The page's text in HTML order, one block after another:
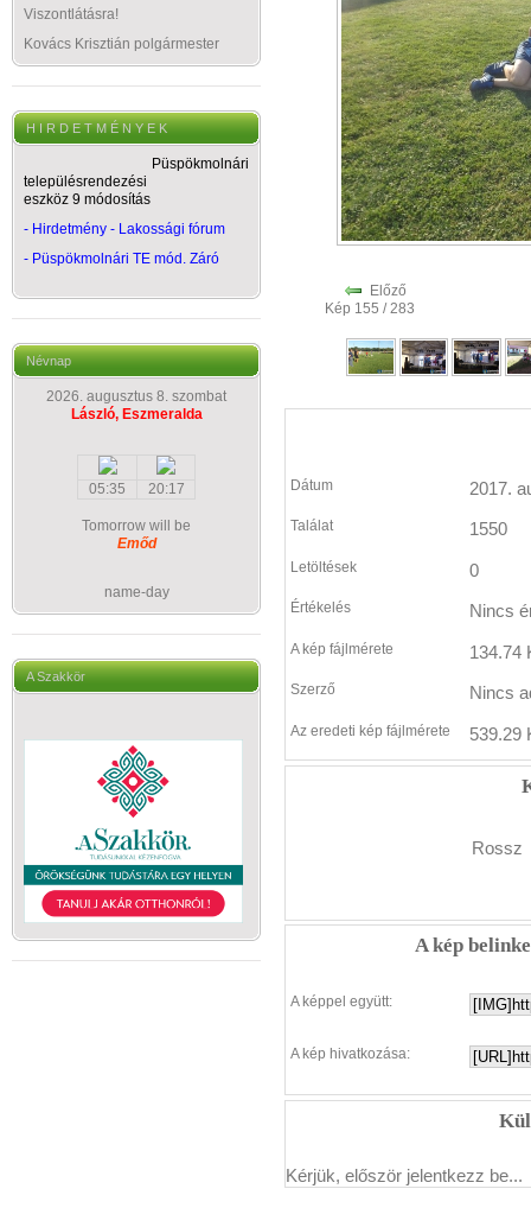
Viszontlátásra!
Kovács Krisztián polgármester
H I R D E T M É N Y E K
Püspökmolnári
településrendezési
eszköz 9 módosítás
- Hirdetmény - Lakossági fórum
- Püspökmolnári TE mód. Záró
Névnap
2026. augusztus 8. szombat
László, Eszmeralda
05:35 20:17
Tomorrow will be
Emőd
name-day
A Szakkör
Előző
Kép 155 / 283
Dátum 2017.
Találat 1550
Letöltések 0
Értékelés Nincs
A kép fájlmérete 134.74
Szerző Nincs
Az eredeti kép fájlmérete 539.29
Rossz
A kép
A képpel együtt:
A kép hivatkozása:
Kérjük, először jelentkezz be...